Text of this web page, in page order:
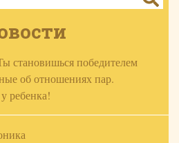
становишься победителем
об отношениях пар.
ребенка!